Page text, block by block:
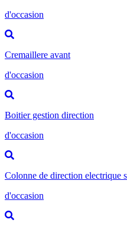
d'occasion
Cremaillere avant
d'occasion
Boitier gestion direction
d'occasion
Colonne de direction electrique
d'occasion